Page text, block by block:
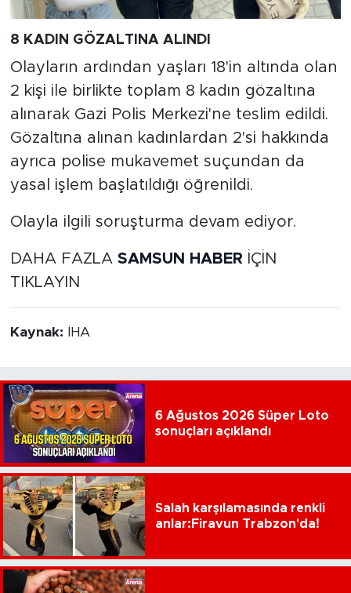
8 KADIN GÖZALTINA ALINDI
Olayların ardından yaşları 18'in altında olan
2 kişi ile birlikte toplam 8 kadın gözaltına
alınarak Gazi Polis Merkezi'ne teslim edildi.
Gözaltına alınan kadınlardan 2'si hakkında
ayrıca polise mukavemet suçundan da
yasal işlem başlatıldığı öğrenildi.
Olayla ilgili soruşturma devam ediyor.
DAHA FAZLA SAMSUN HABER İÇİN
TIKLAYIN
Kaynak: İHA
6 Ağustos 2026 Süper Loto
sonuçları açıklandı
Salah karşılamasında renkli
anlar:Firavun Trabzon'da!